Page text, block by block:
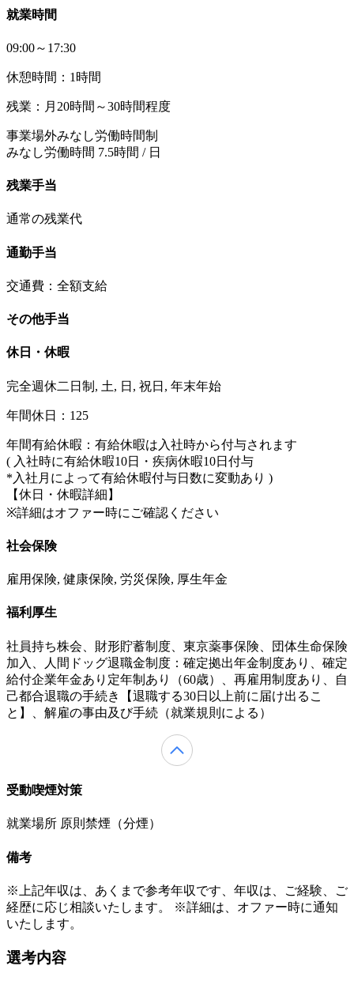
就業時間
09:00～17:30
休憩時間：1時間
残業：月20時間～30時間程度
事業場外みなし労働時間制
みなし労働時間 7.5時間 / 日
残業手当
通常の残業代
通勤手当
交通費：全額支給
その他手当
休日・休暇
完全週休二日制, 土, 日, 祝日, 年末年始
年間休日：125
年間有給休暇：有給休暇は入社時から付与されます
( 入社時に有給休暇10日・疾病休暇10日付与
*入社月によって有給休暇付与日数に変動あり )
【休日・休暇詳細】
※詳細はオファー時にご確認ください
社会保険
雇用保険, 健康保険, 労災保険, 厚生年金
福利厚生
社員持ち株会、財形貯蓄制度、東京薬事保険、団体生命保険
加入、人間ドッグ退職金制度：確定拠出年金制度あり、確定
給付企業年金あり定年制あり（60歳）、再雇用制度あり、自
己都合退職の手続き【退職する30日以上前に届け出るこ
と】、解雇の事由及び手続（就業規則による）
受動喫煙対策
就業場所 原則禁煙（分煙）
備考
※上記年収は、あくまで参考年収です、年収は、ご経験、ご
経歴に応じ相談いたします。 ※詳細は、オファー時に通知
いたします。
選考内容